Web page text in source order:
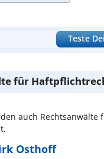
Teste
für
auch
Osthoff